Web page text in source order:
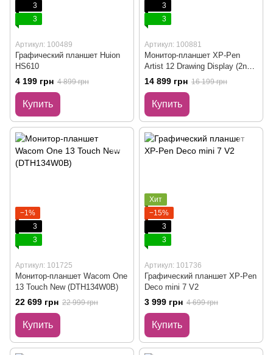
3
3
Артикул: 100489
Графический планшет Huion
HS610
4 199 грн 4 899 грн
Купить
3
3
Артикул: 100881
Монитор-планшет XP-Pen
Artist 12 Drawing Display (2nd
Gen) Black (JPCD120FH_BK)
14 899 грн 16 199 грн
Купить
−1%
3
3
Артикул: 101725
Монитор-планшет Wacom One
13 Touch New (DTH134W0B)
22 699 грн 22 999 грн
Купить
Хит
−15%
3
3
Артикул: 101736
Графический планшет XP-Pen
Deco mini 7 V2
3 999 грн 4 699 грн
Купить